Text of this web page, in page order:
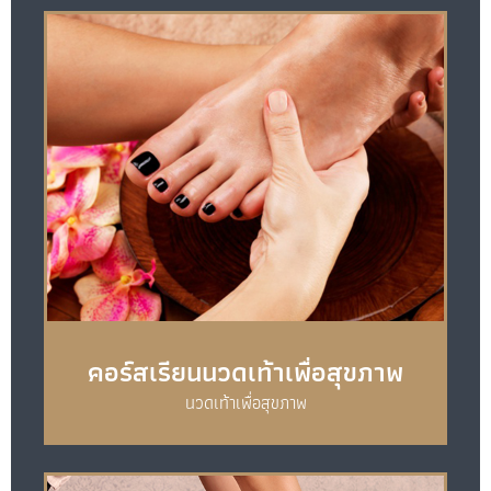
คอร์สเรียนนวดเท้าเพื่อสุขภาพ
นวดเท้าเพื่อสุขภาพ